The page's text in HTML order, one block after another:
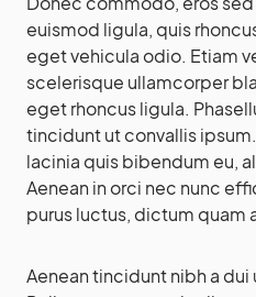
euismod ligula, quis
eget vehicula odio. Etiam
scelerisque ullamcorper
eget rhoncus ligula.
tincidunt ut convallis
lacinia quis bibendum eu,
Aenean in orci nec nunc
purus luctus, dictum quam
Aenean tincidunt nibh a